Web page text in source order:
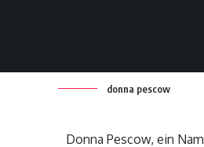
donna pescow
Donna Pescow, ein